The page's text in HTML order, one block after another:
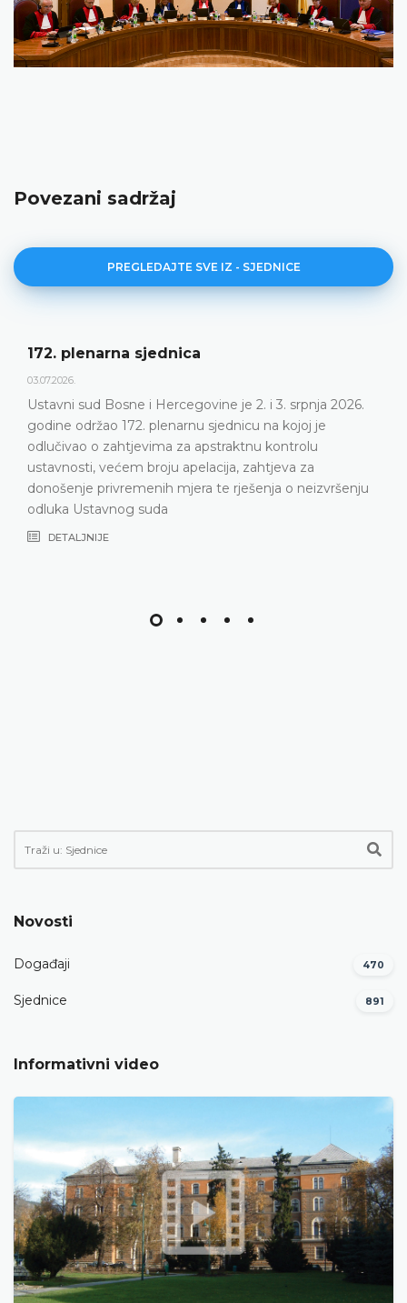
Povezani sadržaj
PREGLEDAJTE SVE IZ - SJEDNICE
172. plenarna sjednica
03.07.2026.
Ustavni sud Bosne i Hercegovine je 2. i 3. srpnja 2026.
godine održao 172. plenarnu sjednicu na kojoj je
odlučivao o zahtjevima za apstraktnu kontrolu
ustavnosti, većem broju apelacija, zahtjeva za
donošenje privremenih mjera te rješenja o neizvršenju
odluka Ustavnog suda
DETALJNIJE
Novosti
Događaji 470
Sjednice 891
Informativni video